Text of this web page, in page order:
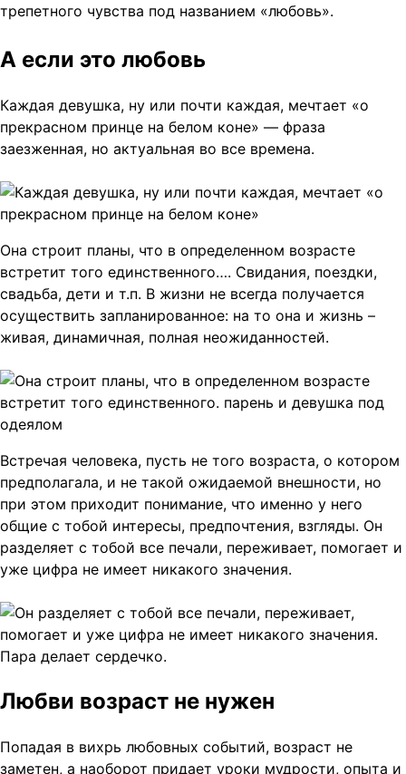
трепетного чувства под названием «любовь».
А если это любовь
Каждая девушка, ну или почти каждая, мечтает «о
прекрасном принце на белом коне» — фраза
заезженная, но актуальная во все времена.
Она строит планы, что в определенном возрасте
встретит того единственного…. Свидания, поездки,
свадьба, дети и т.п. В жизни не всегда получается
осуществить запланированное: на то она и жизнь –
живая, динамичная, полная неожиданностей.
Встречая человека, пусть не того возраста, о котором
предполагала, и не такой ожидаемой внешности, но
при этом приходит понимание, что именно у него
общие с тобой интересы, предпочтения, взгляды. Он
разделяет с тобой все печали, переживает, помогает и
уже цифра не имеет никакого значения.
Любви возраст не нужен
Попадая в вихрь любовных событий, возраст не
заметен, а наоборот придает уроки мудрости, опыта и